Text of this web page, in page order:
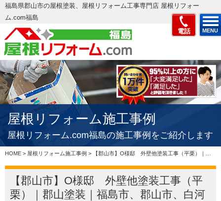
福島県郡山市の屋根塗装、屋根リフォーム工事専門店 屋根リフォー
ム.com福島
電話
MENU
屋根リフォーム施工事例
屋根リフォーム.com福島の施工事例をご紹介します
HOME > 屋根リフォーム施工事例 > 【郡山市】O様邸 外壁他塗装工事（平栗）｜郡山塗装｜福島市、郡山市、白河市、いわき市の屋根塗装＆屋根リフォーム＆雨漏り防水専門店郡山塗装、適正価格で評判の見積もりを実現 – 郡山市、いわき…
【郡山市】O様邸 外壁他塗装工事（平
栗）｜郡山塗装｜福島市、郡山市、白河